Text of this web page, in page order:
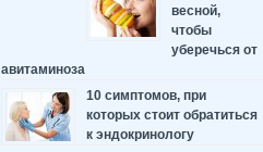
весной,
чтобы
уберечься от
авитаминоза
10 симптомов, при
которых стоит обратиться
к эндокринологу